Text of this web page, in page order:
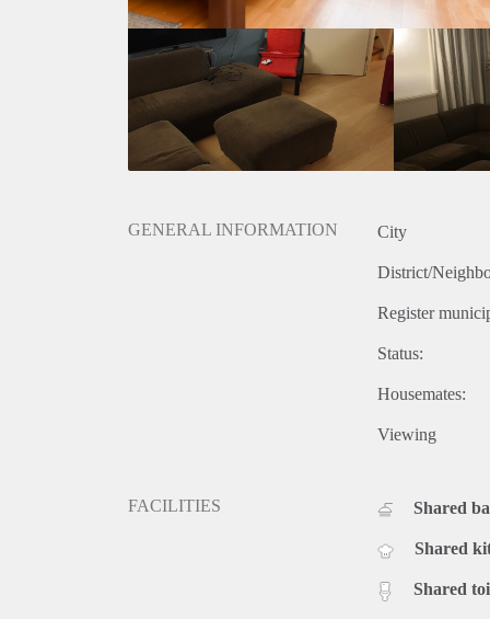
GENERAL INFORMATION City
District/
Register
Status:
Housemates:
Viewing
FACILITIES Shared
Shared
Shared